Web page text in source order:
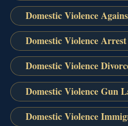
Domestic Violence
Domestic Violence
Domestic Violence
Domestic Violence Gun
Domestic Violence